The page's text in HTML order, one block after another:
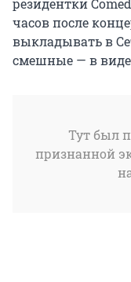
резидентки
часов после
выкладывать в
смешные — в
Тут был
признанной